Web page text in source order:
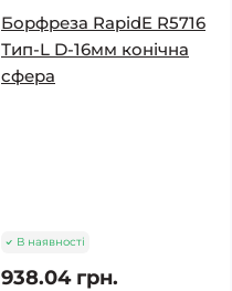
Борфреза RapidE R5716
Тип-L D-16мм конічна
сфера
В наявності
938.04 грн.